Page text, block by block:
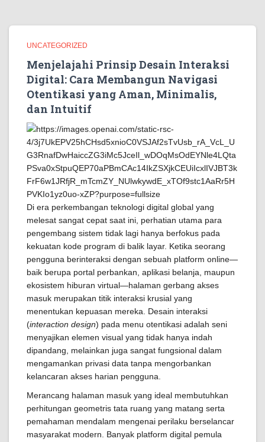
UNCATEGORIZED
Menjelajahi Prinsip Desain Interaksi
Digital: Cara Membangun Navigasi
Otentikasi yang Aman, Minimalis,
dan Intuitif
Di era perkembangan teknologi digital global yang
melesat sangat cepat saat ini, perhatian utama para
pengembang sistem tidak lagi hanya berfokus pada
kekuatan kode program di balik layar. Ketika seorang
pengguna berinteraksi dengan sebuah platform online—
baik berupa portal perbankan, aplikasi belanja, maupun
ekosistem hiburan virtual—halaman gerbang akses
masuk merupakan titik interaksi krusial yang
menentukan kepuasan mereka. Desain interaksi
(interaction design) pada menu otentikasi adalah seni
menyajikan elemen visual yang tidak hanya indah
dipandang, melainkan juga sangat fungsional dalam
mengamankan privasi data tanpa mengorbankan
kelancaran akses harian pengguna.
Merancang halaman masuk yang ideal membutuhkan
perhitungan geometris tata ruang yang matang serta
pemahaman mendalam mengenai perilaku berselancar
masyarakat modern. Banyak platform digital pemula